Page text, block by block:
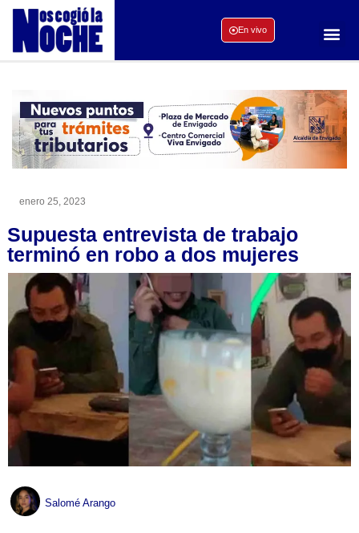
En vivo
enero 25, 2023
Supuesta entrevista de trabajo
terminó en robo a dos mujeres
Salomé Arango